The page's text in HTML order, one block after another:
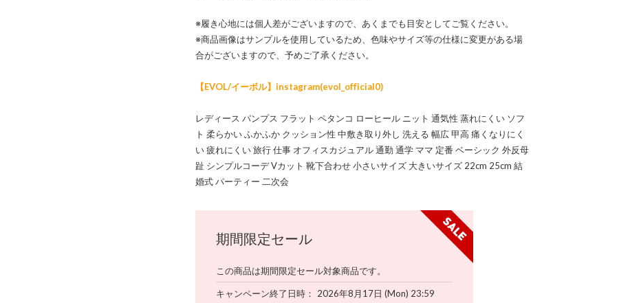
※履き心地には個人差がございますので、あくまでも目安としてご覧ください。
※商品画像はサンプルを使用しているため、色味やサイズ等の仕様に変更がある場
合がございますので、予めご了承ください。
【EVOL/イーボル】instagram(evol_official0)
レディース パンプス フラット ペタンコ ローヒール ニット 通気性 蒸れにくい ソフ
ト 柔らかい ふかふか クッション性 中敷き取り外し 洗える 幅広 甲高 痛くなりにく
い 疲れにくい 旅行 仕事 オフィスカジュアル 通勤 通学 ママ 定番 ベーシック 外反母
趾 シンプルコーデ Vカット 靴下合わせ 小さいサイズ 大きいサイズ 22cm 25cm 結
婚式 パーティー 二次会
期間限定セール
この商品は期間限定セール対象商品です。
キャンペーン終了日時 2026年8月17日 (Mon) 23:59